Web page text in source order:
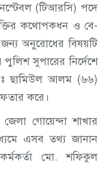
(টিআরসি) পদে
কথোপকধন ও বে-
অনুরোধের বিষয়টি
সুপারের নির্দেশে
ছামিউল আলম (৬৬)
করে।
গোয়েন্দা শাখার
এসব তথ্য জানান
কর্মকর্তা মো. শফিকুল